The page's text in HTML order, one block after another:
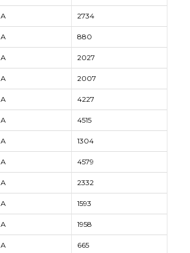
A 2734
A 880
A 2027
A 2007
A 4227
A 4515
A 1304
A 4579
A 2332
A 1593
A 1958
A 665